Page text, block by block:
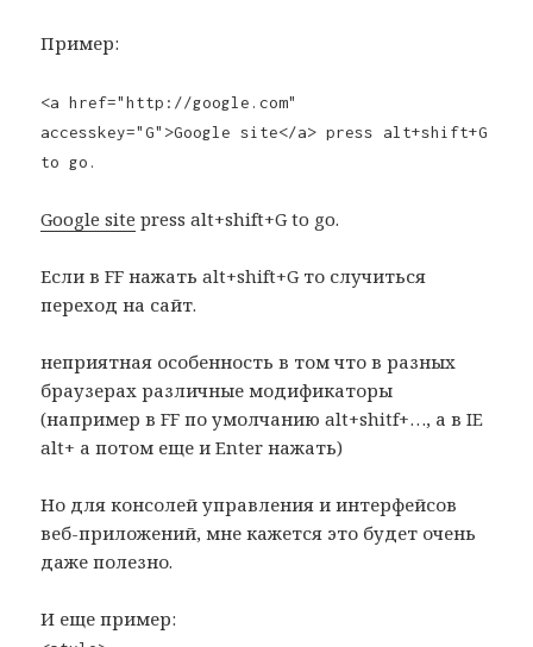
Пример:
<a href="http://google.com"
accesskey="G">Google site</a> press alt+shift+G
to go.
Google site press alt+shift+G to go.
Если в FF нажать alt+shift+G то случиться
переход на сайт.
неприятная особенность в том что в разных
браузерах различные модификаторы
(например в FF по умолчанию alt+shitf+…, а в IE
alt+ а потом еще и Enter нажать)
Но для консолей управления и интерфейсов
веб-приложений, мне кажется это будет очень
даже полезно.
И еще пример: